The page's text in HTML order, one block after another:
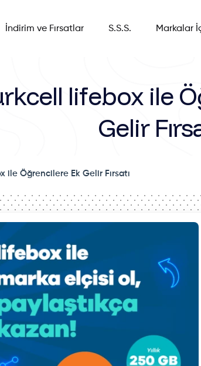
İndirim ve Fırsatlar S.S.S. Markalar
lifebox ile
Gelir
ile Öğrencilere Ek Gelir Fırsatı